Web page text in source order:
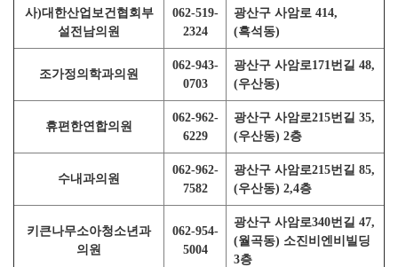
사)대한산업보건협회부
설전남의원
062-519-
2324
광산구 사암로 414,
(흑석동)
조가정의학과의원
062-943-
0703
광산구 사암로171번길 48,
(우산동)
휴편한연합의원
062-962-
6229
광산구 사암로215번길 35,
(우산동) 2층
수내과의원
062-962-
7582
광산구 사암로215번길 85,
(우산동) 2,4층
키큰나무소아청소년과
의원
062-954-
5004
광산구 사암로340번길 47,
(월곡동) 소진비엔비빌딩
3층